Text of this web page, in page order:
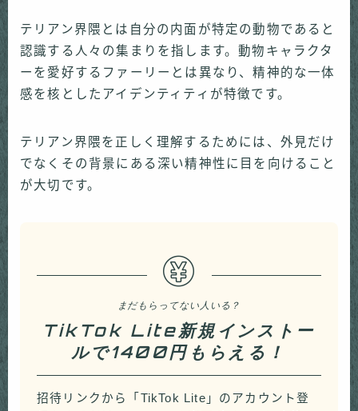
テリアン界隈とは自分の内面が特定の動物であると
認識する人々の集まりを指します。動物キャラクタ
ーを愛好するファーリーとは異なり、精神的な一体
感を核としたアイデンティティが特徴です。
テリアン界隈を正しく理解するためには、外見だけ
でなくその背景にある深い精神性に目を向けること
が大切です。
まだもらってない人いる？
TikTok Lite新規インストー
ルで1400円もらえる！
招待リンクから「TikTok Lite」のアカウント登